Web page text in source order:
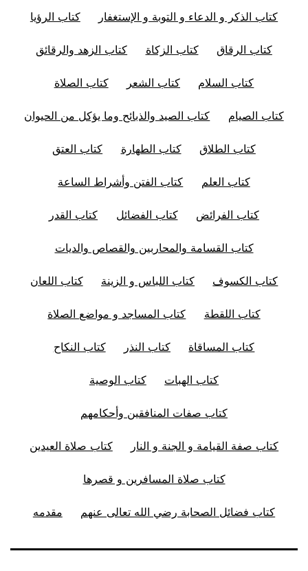
كتاب الذكر و الدعاء و التوبة و الإستغفار كتاب الرؤيا
كتاب الرقاق كتاب الزكاة كتاب الزهد والرقائق
كتاب السلام كتاب الشعر كتاب الصلاة
كتاب الصيام كتاب الصيد والذبائح وما يؤكل من الحيوان
كتاب الطلاق كتاب الطهارة كتاب العتق
كتاب العلم كتاب الفتن وأشراط الساعة
كتاب الفرائض كتاب الفضائل كتاب القدر
كتاب القسامة والمحاربين والقصاص والديات
كتاب الكسوف كتاب اللباس و الزينة كتاب اللعان
كتاب اللقطة كتاب المساجد و مواضع الصلاة
كتاب المساقاة كتاب النذر كتاب النكاح
كتاب الهبات كتاب الوصية
كتاب صفات المنافقين وأحكامهم
كتاب صفة القيامة و الجنة و النار كتاب صلاة العيدين
كتاب صلاة المسافرين و قصرها
كتاب فضائل الصحابة رضي الله تعالى عنهم مقدمه